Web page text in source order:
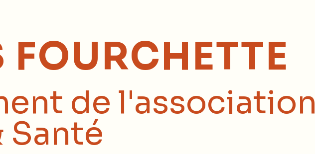
FOURCHETTE
de l'association
Santé